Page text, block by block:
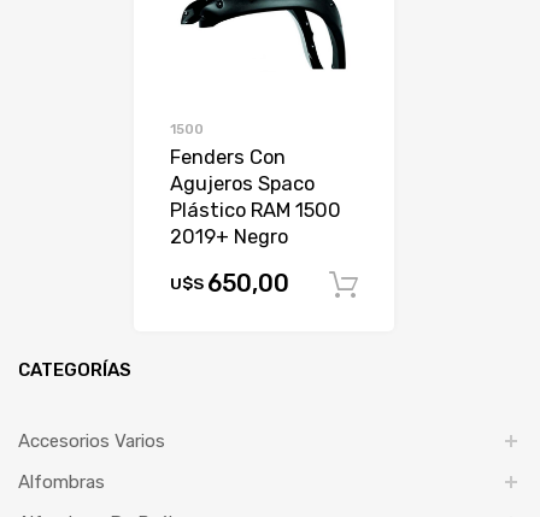
1500
Fenders Con
Agujeros Spaco
Plástico RAM 1500
2019+ Negro
U$S 650,00
CATEGORÍAS
Accesorios Varios
Alfombras